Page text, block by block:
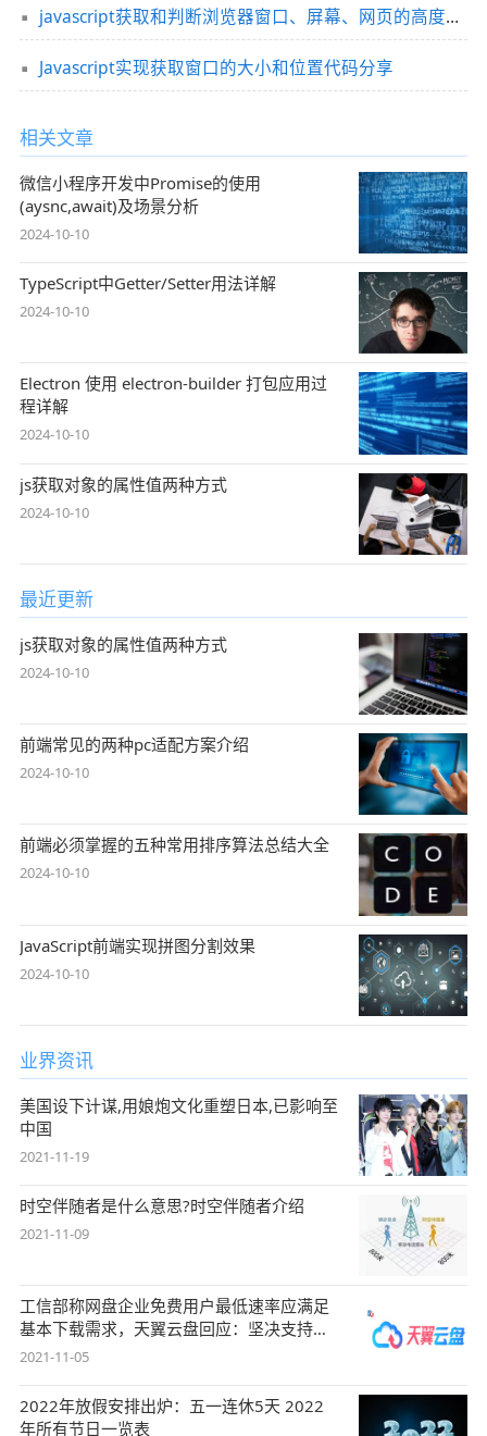
javascript获取和判断浏览器窗口、屏幕、网页的高度、宽度等
Javascript实现获取窗口的大小和位置代码分享
相关文章
微信小程序开发中Promise的使用
(aysnc,await)及场景分析
2024-10-10
TypeScript中Getter/Setter用法详解
2024-10-10
Electron 使⽤ electron-builder 打包应用过
程详解
2024-10-10
js获取对象的属性值两种方式
2024-10-10
最近更新
js获取对象的属性值两种方式
2024-10-10
前端常见的两种pc适配方案介绍
2024-10-10
前端必须掌握的五种常用排序算法总结大全
2024-10-10
JavaScript前端实现拼图分割效果
2024-10-10
业界资讯
美国设下计谋,用娘炮文化重塑日本,已影响至
中国
2021-11-19
时空伴随者是什么意思?时空伴随者介绍
2021-11-09
工信部称网盘企业免费用户最低速率应满足
基本下载需求，天翼云盘回应：坚决支持，
始终
2021-11-05
2022年放假安排出炉：五一连休5天 2022
年所有节日一览表